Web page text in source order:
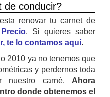
de conducir?
renovar tu carnet de
Precio. Si quieres saber
te lo contamos aquí.
2010 ya no tenemos que
y perdernos toda
nuestro carné. Ahora
donde obtenemos el